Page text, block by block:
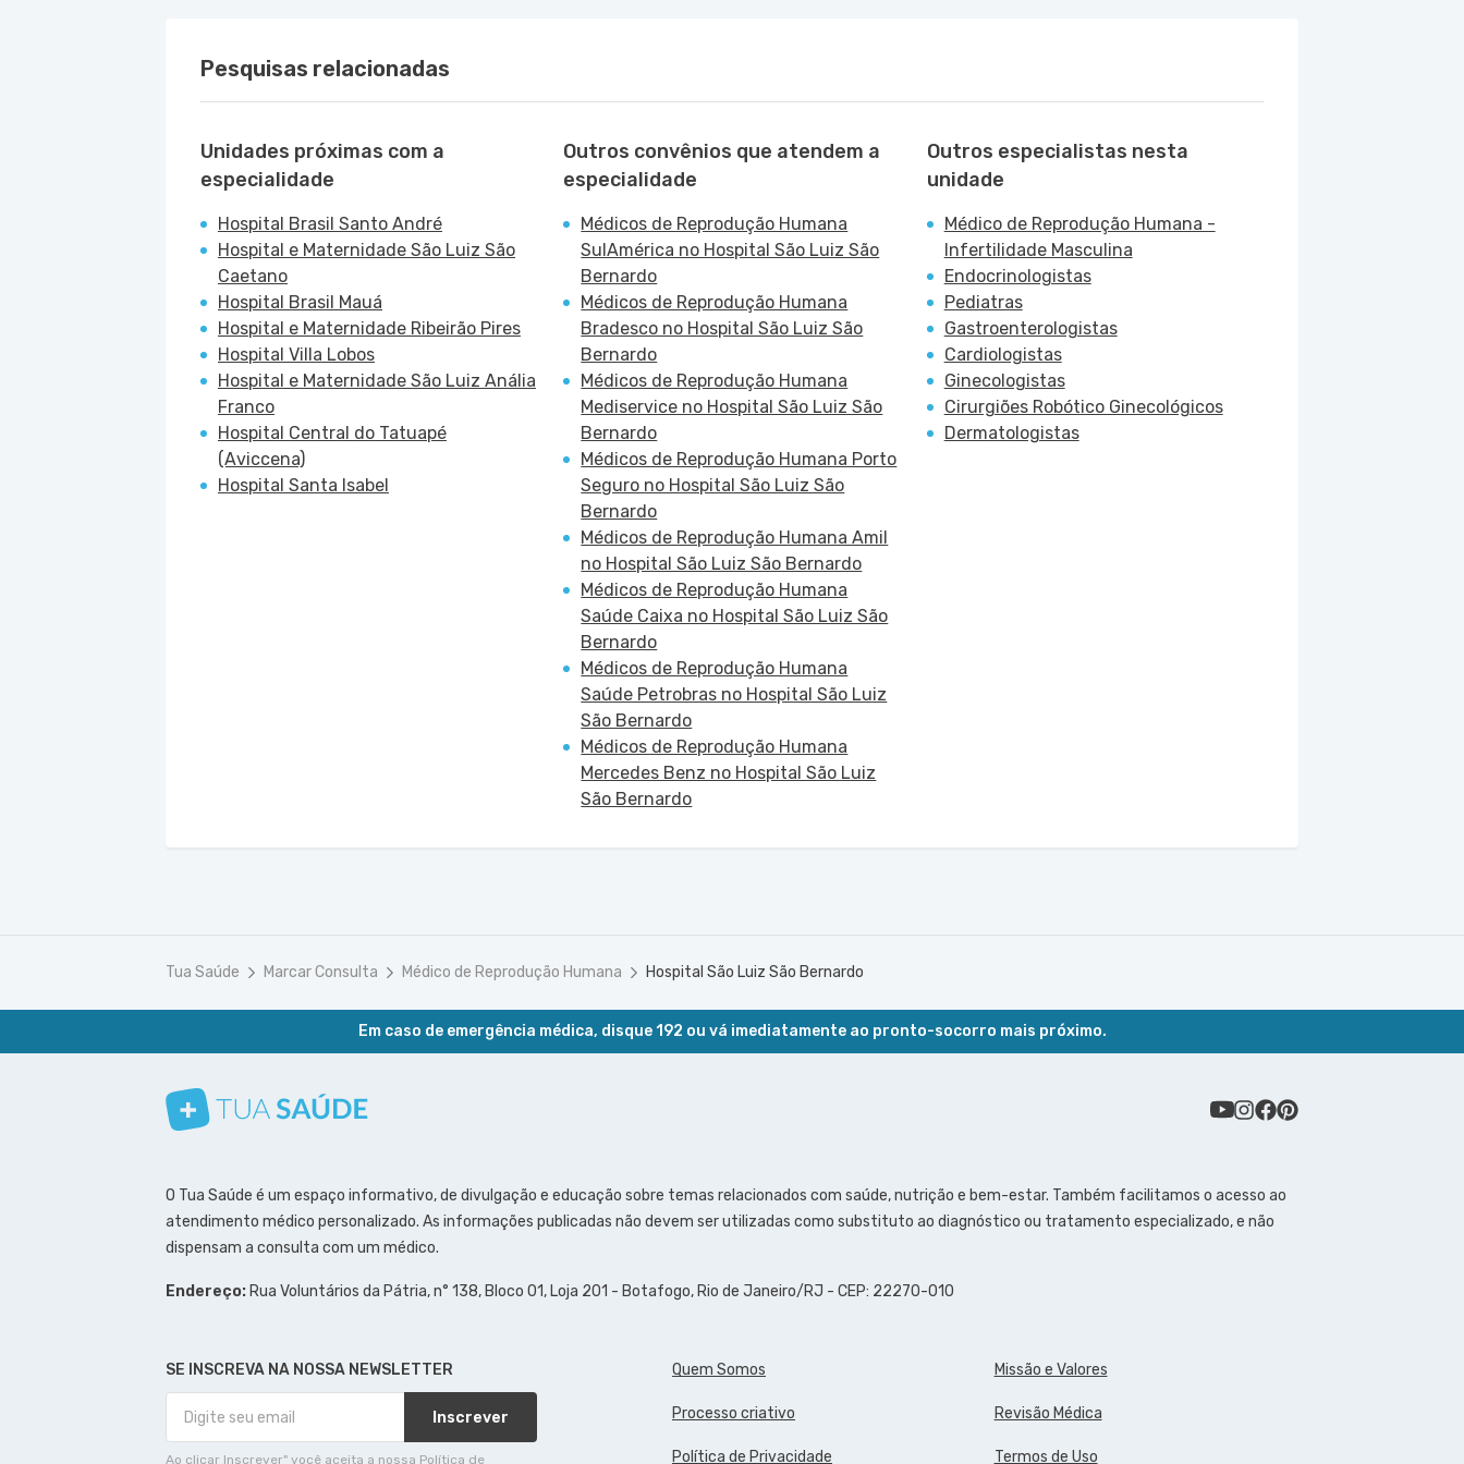
Pesquisas relacionadas
Unidades próximas com a
especialidade
Hospital Brasil Santo André
Hospital e Maternidade São Luiz São
Caetano
Hospital Brasil Mauá
Hospital e Maternidade Ribeirão Pires
Hospital Villa Lobos
Hospital e Maternidade São Luiz Anália
Franco
Hospital Central do Tatuapé
(Aviccena)
Hospital Santa Isabel
Outros convênios que atendem a
especialidade
Médicos de Reprodução Humana
SulAmérica no Hospital São Luiz São
Bernardo
Médicos de Reprodução Humana
Bradesco no Hospital São Luiz São
Bernardo
Médicos de Reprodução Humana
Mediservice no Hospital São Luiz São
Bernardo
Médicos de Reprodução Humana Porto
Seguro no Hospital São Luiz São
Bernardo
Médicos de Reprodução Humana Amil
no Hospital São Luiz São Bernardo
Médicos de Reprodução Humana
Saúde Caixa no Hospital São Luiz São
Bernardo
Médicos de Reprodução Humana
Saúde Petrobras no Hospital São Luiz
São Bernardo
Médicos de Reprodução Humana
Mercedes Benz no Hospital São Luiz
São Bernardo
Outros especialistas nesta
unidade
Médico de Reprodução Humana -
Infertilidade Masculina
Endocrinologistas
Pediatras
Gastroenterologistas
Cardiologistas
Ginecologistas
Cirurgiões Robótico Ginecológicos
Dermatologistas
Tua Saúde Marcar Consulta Médico de Reprodução Humana Hospital São Luiz São Bernardo
Em caso de emergência médica, disque 192 ou vá imediatamente ao pronto-socorro mais próximo.
Conheça nosso canal
Siga a gente no Instagram
Siga a gente no Facebook
Siga a gente no Pinterest
O Tua Saúde é um espaço informativo, de divulgação e educação sobre temas relacionados com saúde, nutrição e bem-estar. Também facilitamos o acesso ao
atendimento médico personalizado. As informações publicadas não devem ser utilizadas como substituto ao diagnóstico ou tratamento especializado, e não
dispensam a consulta com um médico.
Endereço: Rua Voluntários da Pátria, n° 138, Bloco 01, Loja 201 - Botafogo, Rio de Janeiro/RJ - CEP: 22270-010
SE INSCREVA NA NOSSA NEWSLETTER
Inscrever
Ao clicar Inscrever" você aceita a nossa Política de
Quem Somos Missão e Valores
Processo criativo Revisão Médica
Política de Privacidade Termos de Uso